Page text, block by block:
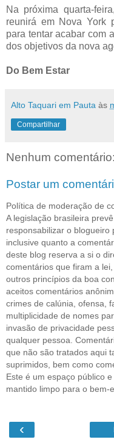
Na próxima quarta-
reunirá em Nova York
para tentar acabar com
dos objetivos da nova
Do Bem Estar
Alto Taquari em Pauta às
Compartilhar
Nenhum comentário:
Postar um
Política de moderação de
A legislação brasileira
responsabilizar o blogueiro
inclusive quanto a
deste blog reserva a si o
comentários que firam a
outros princípios da boa
aceitos comentários
crimes de calúnia, ofensa,
multiplicidade de nomes
invasão de privacidade
qualquer pessoa.
que não são tratados aqui
suprimidos, bem como
Este é um espaço público
mantido limpo para o bem-
‹